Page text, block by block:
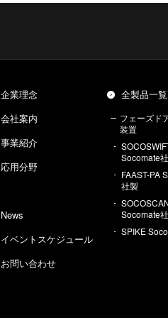
企業理念
会社案内
事業紹介
応用分野
News
イベントスケジュール
お問い合わせ
全製品一覧
フェーズド
装置
Socomate
FAAST-PA
社製
Socomate
SPIKE